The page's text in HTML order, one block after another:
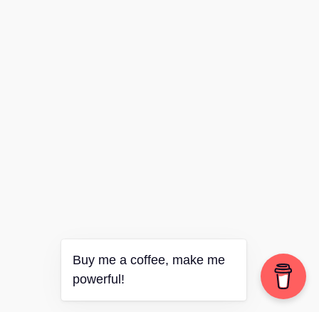
Buy me a coffee, make me
powerful!